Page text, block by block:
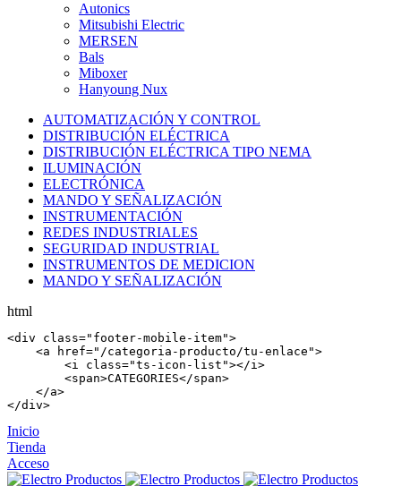
Autonics
Mitsubishi Electric
MERSEN
Bals
Miboxer
Hanyoung Nux
AUTOMATIZACIÓN Y CONTROL
DISTRIBUCIÓN ELÉCTRICA
DISTRIBUCIÓN ELÉCTRICA TIPO NEMA
ILUMINACIÓN
ELECTRÓNICA
MANDO Y SEÑALIZACIÓN
INSTRUMENTACIÓN
REDES INDUSTRIALES
SEGURIDAD INDUSTRIAL
INSTRUMENTOS DE MEDICION
MANDO Y SEÑALIZACIÓN
html
<div class="footer-mobile-item">
    <
a href="/categoria-producto/tu-enlace">
        <
i class="ts-icon-list"></i >
        <
span>CATEGORIES</span>
    </
a>
</div>
Inicio
Tienda
Acceso